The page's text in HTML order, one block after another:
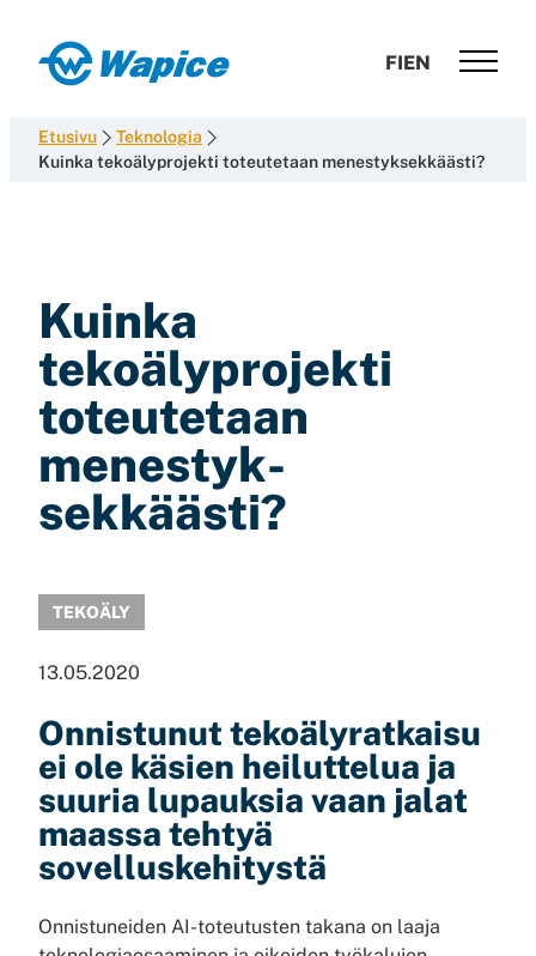
suoraan
sisältöön
Wapice
development
with
FIEN
Etusivu
Teknologia
Kuinka tekoälyprojekti toteutetaan menestyksekkäästi?
Kuinka
tekoälyprojekti
toteutetaan
menestyk­
sekkäästi?
TEKOÄLY
13.05.2020
Onnistunut tekoälyratkaisu
ei ole käsien heiluttelua ja
suuria lupauksia vaan jalat
maassa tehtyä
sovelluskehitystä
Onnistuneiden AI-toteutusten takana on laaja